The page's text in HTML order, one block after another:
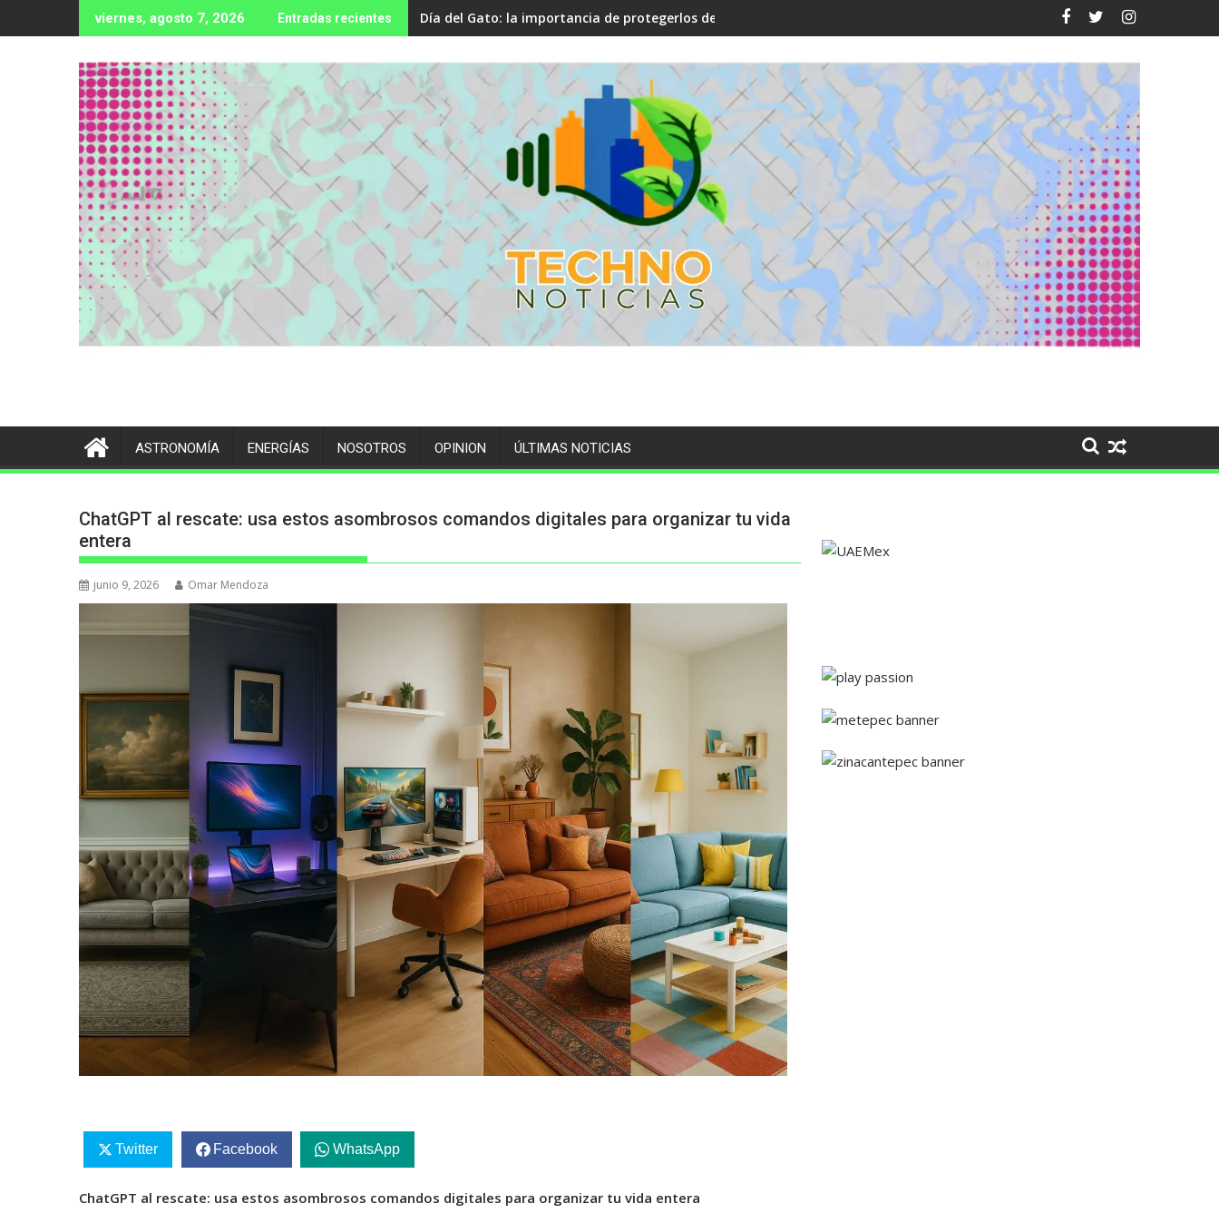
al
viernes, agosto 7, 2026 Entradas recientes Día del Gato: la importancia de protegerlos de parásitos que no siempre vemos
ASTRONOMÍA ENERGÍAS NOSOTROS OPINION ÚLTIMAS NOTICIAS
ChatGPT al rescate: usa estos asombrosos comandos digitales para organizar tu vida
entera
junio 9, 2026 Omar Mendoza
Twitter Facebook WhatsApp
ChatGPT al rescate: usa estos asombrosos comandos digitales para organizar tu vida entera